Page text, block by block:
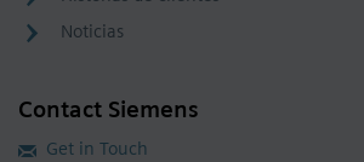
Noticias
Contact Siemens
Get in Touch